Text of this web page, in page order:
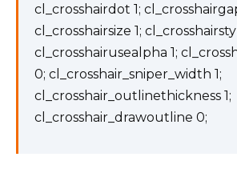
cl_crosshairdot 1;
cl_crosshairsize 1;
cl_crosshairusealpha 1;
0; cl_crosshair_sniper_width 1;
cl_crosshair_outlinethickness 1;
cl_crosshair_drawoutline 0;